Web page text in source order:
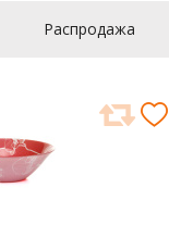
Распродажа